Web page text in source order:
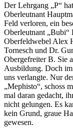
Der Lehrgang
P
Oberleutnant
Feld verloren, ein
Oberleutnant
Bubi
Oberfeldwebel Alex
Tornesch und Dr.
Obergefreiter B. Sie
Ausbildung. Doch
uns verlangte. Nur
Mephisto , schoss
mal daran gedacht,
nicht gelungen. Es
kein Grund, graue
gewesen.